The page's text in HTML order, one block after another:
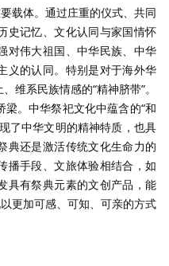
载体。通过庄重的仪式、共同
史记忆、文化认同与家国情怀
对伟大祖国、中华民族、中华
义的认同。特别是对于海外华
维系民族情感的“精神脐带”。
。中华祭祀文化中蕴含的“和
了中华文明的精神特质，也具
典还是激活传统文化生命力的
播手段、文旅体验相结合，如
具有祭典元素的文创产品，能
更加可感、可知、可亲的方式